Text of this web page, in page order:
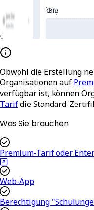
Obwohl die Erstellung
Organisationen auf
verfügbar ist, können
Tarifdie Standard-
Was Sie brauchen
Premium-Tarif oder
Web-App
Berechtigung